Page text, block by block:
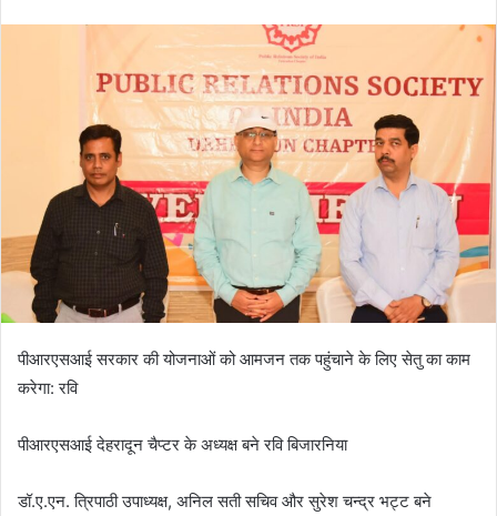
n
e
m
i
l
पीआरएसआई सरकार की योजनाओं को आमजन तक पहुंचाने के लिए सेतु का काम
करेगा: रवि
पीआरएसआई देहरादून चैप्टर के अध्यक्ष बने रवि बिजारनिया
डॉ.ए.एन. त्रिपाठी उपाध्यक्ष, अनिल सती सचिव और सुरेश चन्द्र भट्ट बने